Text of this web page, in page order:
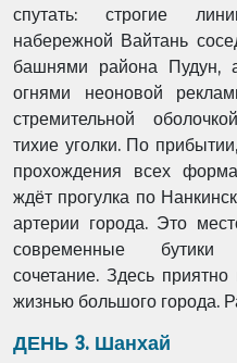
спутать: строгие
набережной Вайтань
башнями района Пудун,
огнями неоновой
стремительной
тихие уголки. По
прохождения всех
ждёт прогулка по
артерии города. Это
современные бутики
сочетание.Здесь приятно
жизнью большого города.
ДЕНЬ 3. Шанхай